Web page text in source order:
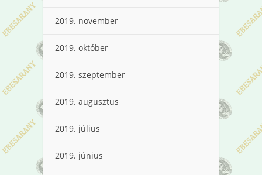
2019. november
2019. október
2019. szeptember
2019. augusztus
2019. július
2019. június